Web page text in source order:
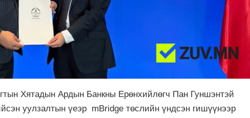
Хятадын Ардын Банкны Ерөнхийлөгч Пан Гуншэнтэй
уулзалтын үеэр mBridge төслийн үндсэн гишүүнээр